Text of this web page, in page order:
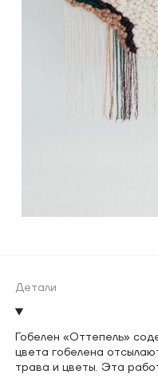
Детали
Гобелен «Оттепель»
цвета гобелена
трава и цветы. Эта